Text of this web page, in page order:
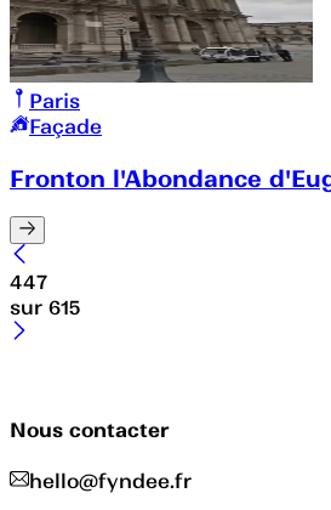
Paris
Façade
Fronton l'Abondance
447
sur 615
Nous contacter
hello@fyndee.fr